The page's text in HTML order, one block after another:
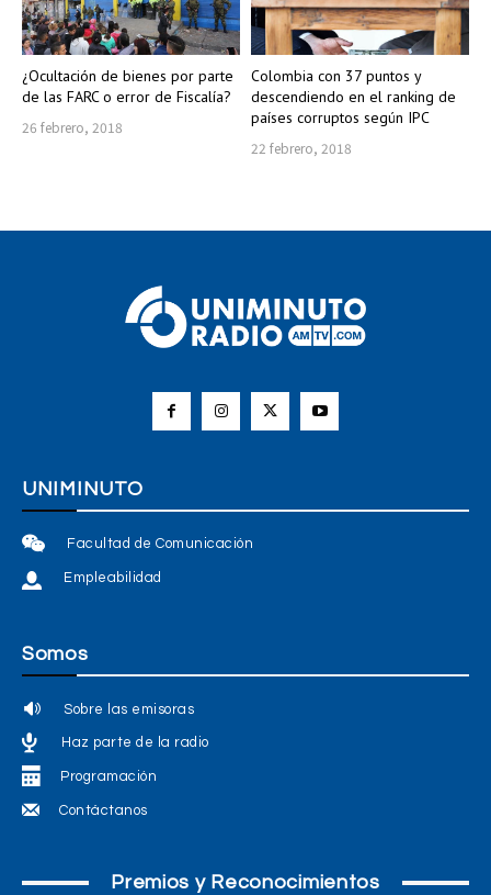
¿Ocultación de bienes por parte
de las FARC o error de Fiscalía?
26 febrero, 2018
Colombia con 37 puntos y
descendiendo en el ranking de
países corruptos según IPC
22 febrero, 2018
UNIMINUTO
Facultad de Comunicación
Empleabilidad
Somos
Sobre las emisoras
Haz parte de la radio
Programación
Contáctanos
Premios y Reconocimientos